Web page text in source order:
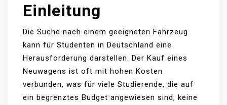
Einleitung
Die Suche nach einem geeigneten Fahrzeug
kann für Studenten in Deutschland eine
Herausforderung darstellen. Der Kauf eines
Neuwagens ist oft mit hohen Kosten
verbunden, was für viele Studierende, die auf
ein begrenztes Budget angewiesen sind, keine